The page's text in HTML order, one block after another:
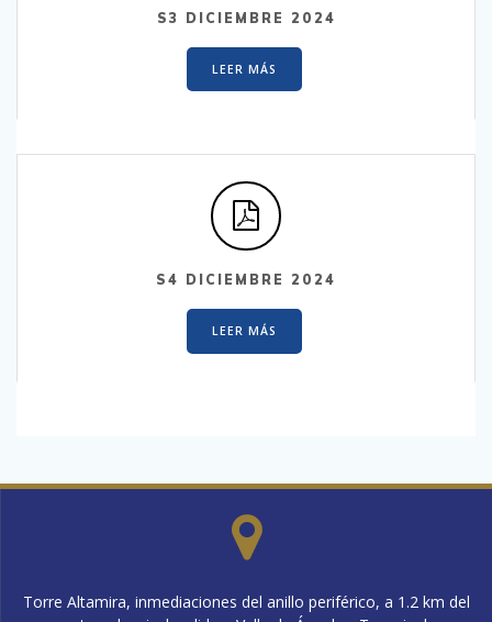
S3 DICIEMBRE 2024
LEER MÁS
S4 DICIEMBRE 2024
LEER MÁS
Torre Altamira, inmediaciones del anillo periférico, a 1.2 km del